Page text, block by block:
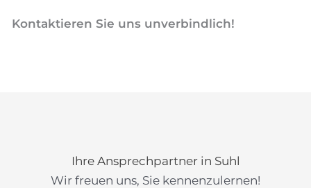
Kontaktieren Sie uns unverbindlich!
Ihre Ansprechpartner in Suhl
Wir freuen uns, Sie kennenzulernen!